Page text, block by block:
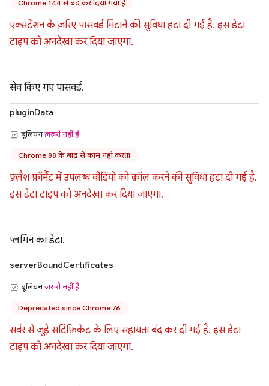
Chrome 144 से बंद कर दिया गया है
एक्सटेंशन के ज़रिए पासवर्ड मिटाने की सुविधा हटा दी गई है. इस डेटा
टाइप को अनदेखा कर दिया जाएगा.
सेव किए गए पासवर्ड.
pluginData
बूलियनज़रूरी नहीं है
Chrome 88 के बाद से काम नहीं करता
फ़्लैश फ़ॉर्मैट में उपलब्ध वीडियो को क्रॉल करने की सुविधा हटा दी गई है.
इस डेटा टाइप को अनदेखा कर दिया जाएगा.
प्लगिन का डेटा.
serverBoundCertificates
बूलियनज़रूरी नहीं है
Deprecated since Chrome 76
सर्वर से जुड़े सर्टिफ़िकेट के लिए सहायता बंद कर दी गई है. इस डेटा
टाइप को अनदेखा कर दिया जाएगा.